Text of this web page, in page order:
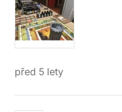
před 5 lety